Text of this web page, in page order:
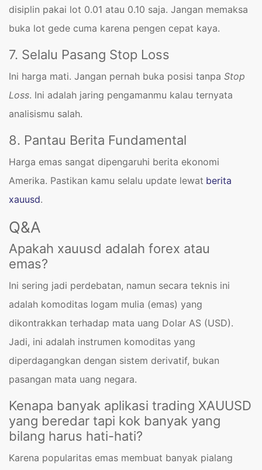
disiplin pakai lot 0.01 atau 0.10 saja. Jangan memaksa
buka lot gede cuma karena pengen cepat kaya.
7. Selalu Pasang Stop Loss
Ini harga mati. Jangan pernah buka posisi tanpa Stop
Loss. Ini adalah jaring pengamanmu kalau ternyata
analisismu salah.
8. Pantau Berita Fundamental
Harga emas sangat dipengaruhi berita ekonomi
Amerika. Pastikan kamu selalu update lewat berita
xauusd.
Q&A
Apakah xauusd adalah forex atau
emas?
Ini sering jadi perdebatan, namun secara teknis ini
adalah komoditas logam mulia (emas) yang
dikontrakkan terhadap mata uang Dolar AS (USD).
Jadi, ini adalah instrumen komoditas yang
diperdagangkan dengan sistem derivatif, bukan
pasangan mata uang negara.
Kenapa banyak aplikasi trading XAUUSD
yang beredar tapi kok banyak yang
bilang harus hati-hati?
Karena popularitas emas membuat banyak pialang